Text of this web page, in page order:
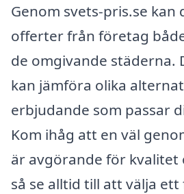
Genom svets-pris.se kan
offerter från företag
de omgivande städerna.
kan jämföra olika
erbjudande som passar
Kom ihåg att en väl
är avgörande för kvalitet
så se alltid till att välja